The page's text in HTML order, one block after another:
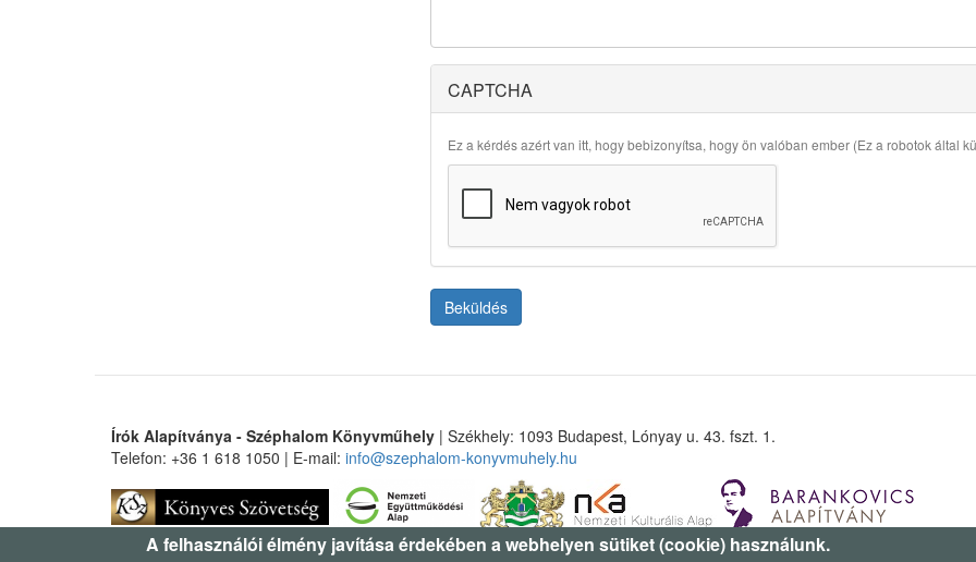
CAPTCHA
Ez a kérdés azért van itt, hogy bebizonyítsa, hogy ön valóban ember (Ez a robotok által
Beküldés
Írók Alapítványa - Széphalom Könyvműhely | Székhely: 1093 Budapest, Lónyay u. 43. fszt. 1.
Telefon: +36 1 618 1050 | E-mail: info@szephalom-konyvmuhely.hu
A felhasználói élmény javítása érdekében a webhelyen sütiket (cookie) használunk.